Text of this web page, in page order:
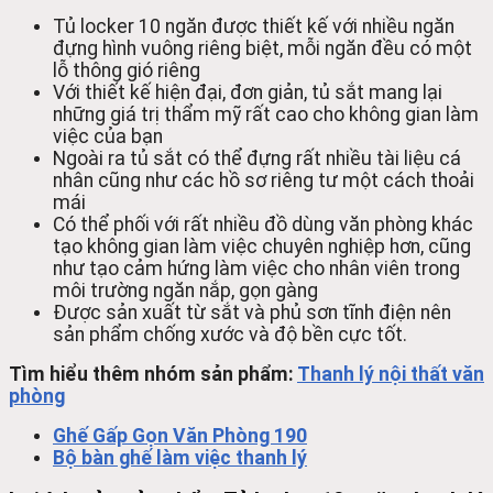
Tủ locker 10 ngăn được thiết kế với nhiều ngăn
đựng hình vuông riêng biệt, mỗi ngăn đều có một
lỗ thông gió riêng
Với thiết kế hiện đại, đơn giản, tủ sắt mang lại
những giá trị thẩm mỹ rất cao cho không gian làm
việc của bạn
Ngoài ra tủ sắt có thể đựng rất nhiều tài liệu cá
nhân cũng như các hồ sơ riêng tư một cách thoải
mái
Có thể phối với rất nhiều đồ dùng văn phòng khác
tạo không gian làm việc chuyên nghiệp hơn, cũng
như tạo cảm hứng làm việc cho nhân viên trong
môi trường ngăn nắp, gọn gàng
Được sản xuất từ sắt và phủ sơn tĩnh điện nên
sản phẩm chống xước và độ bền cực tốt.
Tìm hiểu thêm nhóm sản phẩm: Thanh lý nội thất văn
phòng
Ghế Gấp Gọn Văn Phòng 190
Bộ bàn ghế làm việc thanh lý